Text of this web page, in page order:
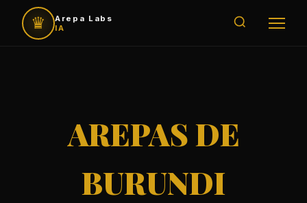
♛
Arepa Labs
IA
AREPAS DE
BURUNDI